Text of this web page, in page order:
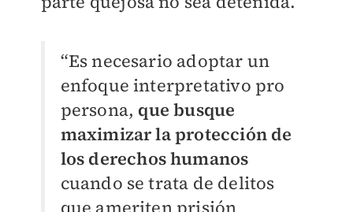
“Es necesario adoptar un
enfoque interpretativo pro
persona, que busque
maximizar la protección de
los derechos humanos
cuando se trata de delitos